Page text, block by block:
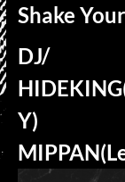
Shake
DJ/
Y)